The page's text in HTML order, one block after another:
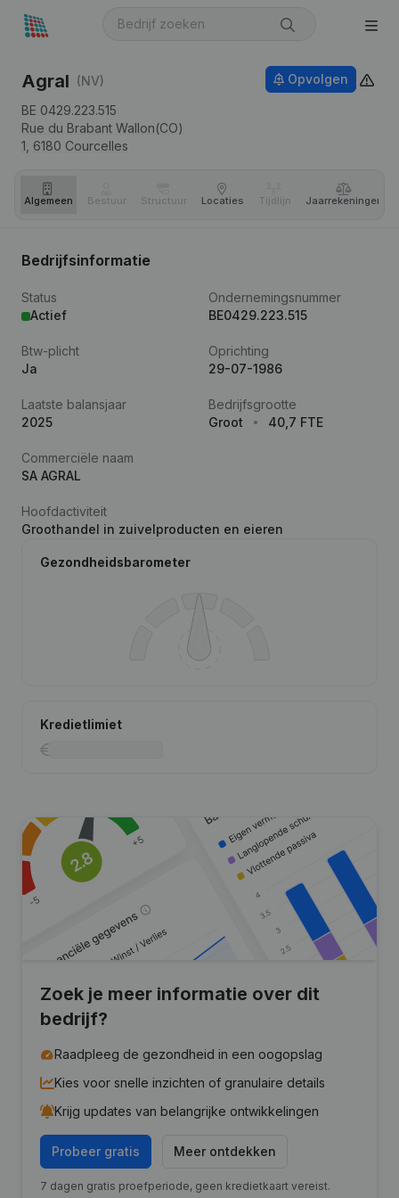
Agral (NV)
BE 0429.223.515
Rue du Brabant Wallon(CO)
1, 6180 Courcelles
Opvolgen
Algemeen Bestuur Structuur Locaties Tijdlijn Jaar­rekeningen
Bedrijfsinformatie
Status
Actief
Ondernemingsnummer
BE0429.223.515
Btw-plicht
Ja
Oprichting
29-07-1986
Laatste balansjaar
2025
Bedrijfsgrootte
Groot
40,7 FTE
Commerciële naam
SA AGRAL
Hoofdactiviteit
Groothandel in zuivelproducten en eieren
Gezondheidsbarometer
Kredietlimiet
Zoek je meer informatie over dit
bedrijf?
Raadpleeg de gezondheid in een oogopslag
Kies voor snelle inzichten of granulaire details
Krijg updates van belangrijke ontwikkelingen
Probeer gratis Meer ontdekken
7 dagen gratis proefperiode, geen kredietkaart vereist.